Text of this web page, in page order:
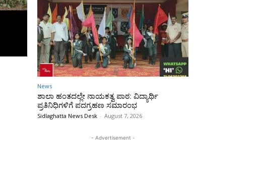
News
ಶಾಲಾ ಹಂತದಲ್ಲೇ ನಾಯಕತ್ವ ಪಾಠ: ವಿದ್ಯಾರ್ಥಿ
ಪ್ರತಿನಿಧಿಗಳಿಗೆ ಪದಗ್ರಹಣ ಸಮಾರಂಭ
Sidlaghatta News Desk - August 7, 2026
- Advertisement -